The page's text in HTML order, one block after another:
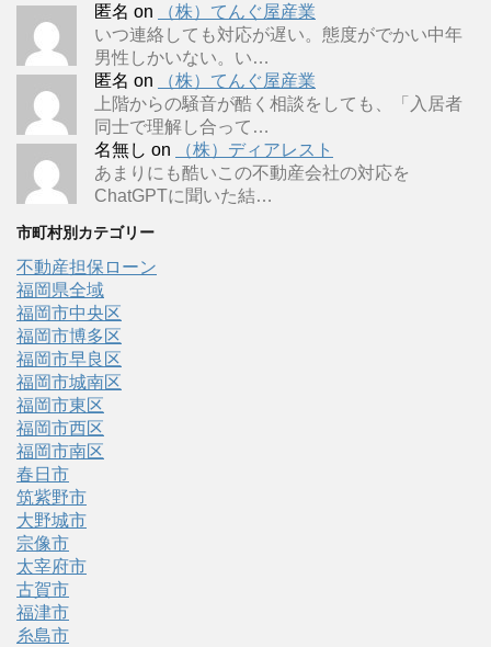
匿名 on
（株）てんぐ屋産業
いつ連絡しても対応が遅い。態度がでかい中年
男性しかいない。い…
匿名 on
（株）てんぐ屋産業
上階からの騒音が酷く相談をしても、「入居者
同士で理解し合って…
名無し on
（株）ディアレスト
あまりにも酷いこの不動産会社の対応を
ChatGPTに聞いた結…
市町村別カテゴリー
不動産担保ローン
福岡県全域
福岡市中央区
福岡市博多区
福岡市早良区
福岡市城南区
福岡市東区
福岡市西区
福岡市南区
春日市
筑紫野市
大野城市
宗像市
太宰府市
古賀市
福津市
糸島市